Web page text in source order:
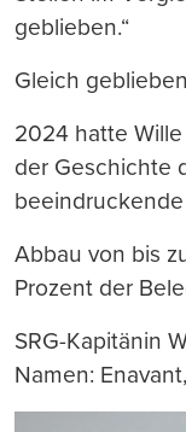
geblieben.“
Gleich
2024 hatte
der Geschichte
Abbau von bis
Prozent der
SRG-Kapitänin
Namen: